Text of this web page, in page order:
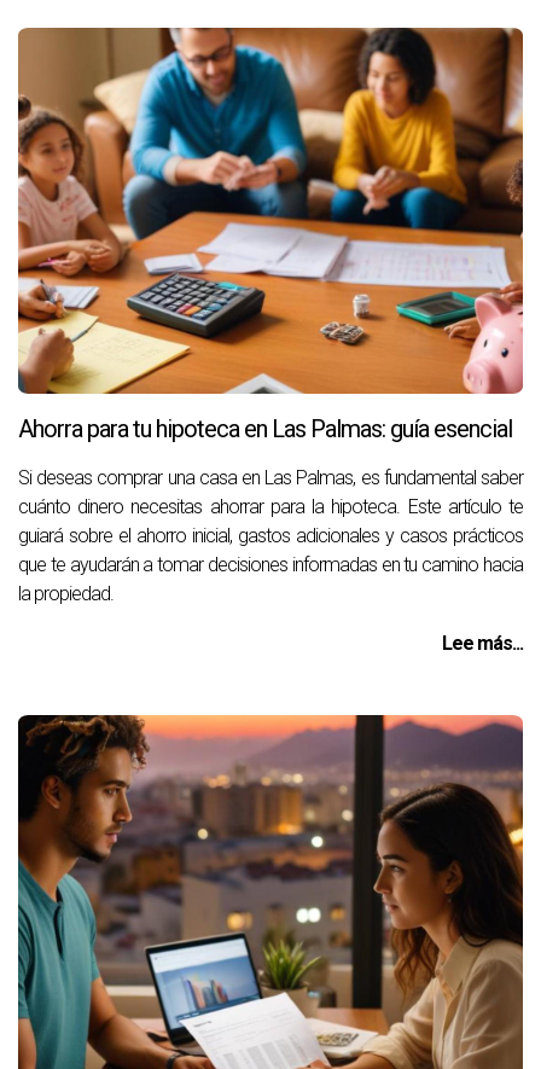
Ahorra para tu hipoteca en Las Palmas: guía esencial
Si deseas comprar una casa en Las Palmas, es fundamental saber
cuánto dinero necesitas ahorrar para la hipoteca. Este artículo te
guiará sobre el ahorro inicial, gastos adicionales y casos prácticos
que te ayudarán a tomar decisiones informadas en tu camino hacia
la propiedad.
Lee más...